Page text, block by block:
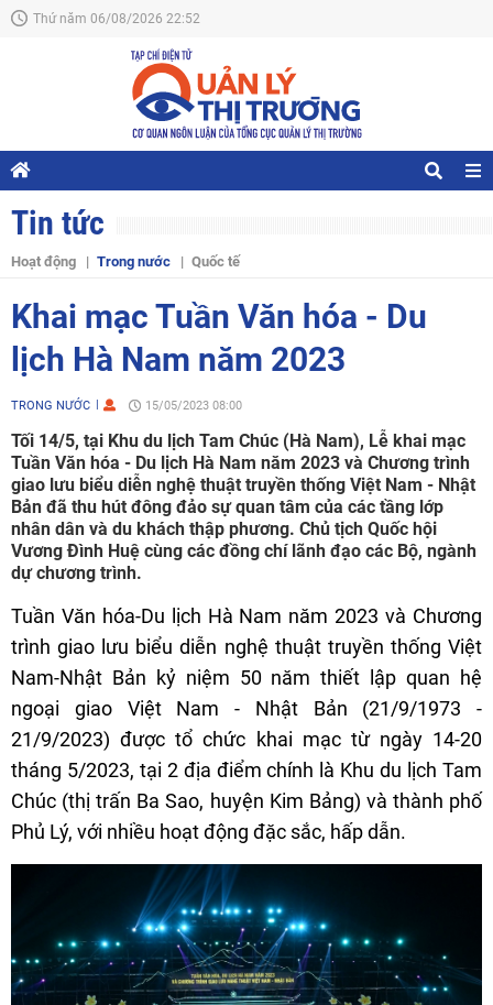
Thứ năm 06/08/2026 22:52
Tin tức
Hoạt động Trong nước Quốc tế
Khai mạc Tuần Văn hóa - Du
lịch Hà Nam năm 2023
TRONG NƯỚC 15/05/2023 08:00
Tối 14/5, tại Khu du lịch Tam Chúc (Hà Nam), Lễ khai mạc
Tuần Văn hóa - Du lịch Hà Nam năm 2023 và Chương trình
giao lưu biểu diễn nghệ thuật truyền thống Việt Nam - Nhật
Bản đã thu hút đông đảo sự quan tâm của các tầng lớp
nhân dân và du khách thập phương. Chủ tịch Quốc hội
Vương Đình Huệ cùng các đồng chí lãnh đạo các Bộ, ngành
dự chương trình.
Tuần Văn hóa-Du lịch Hà Nam năm 2023 và Chương
trình giao lưu biểu diễn nghệ thuật truyền thống Việt
Nam-Nhật Bản kỷ niệm 50 năm thiết lập quan hệ
ngoại giao Việt Nam - Nhật Bản (21/9/1973 -
21/9/2023) được tổ chức khai mạc từ ngày 14-20
tháng 5/2023, tại 2 địa điểm chính là Khu du lịch Tam
Chúc (thị trấn Ba Sao, huyện Kim Bảng) và thành phố
Phủ Lý, với nhiều hoạt động đặc sắc, hấp dẫn.